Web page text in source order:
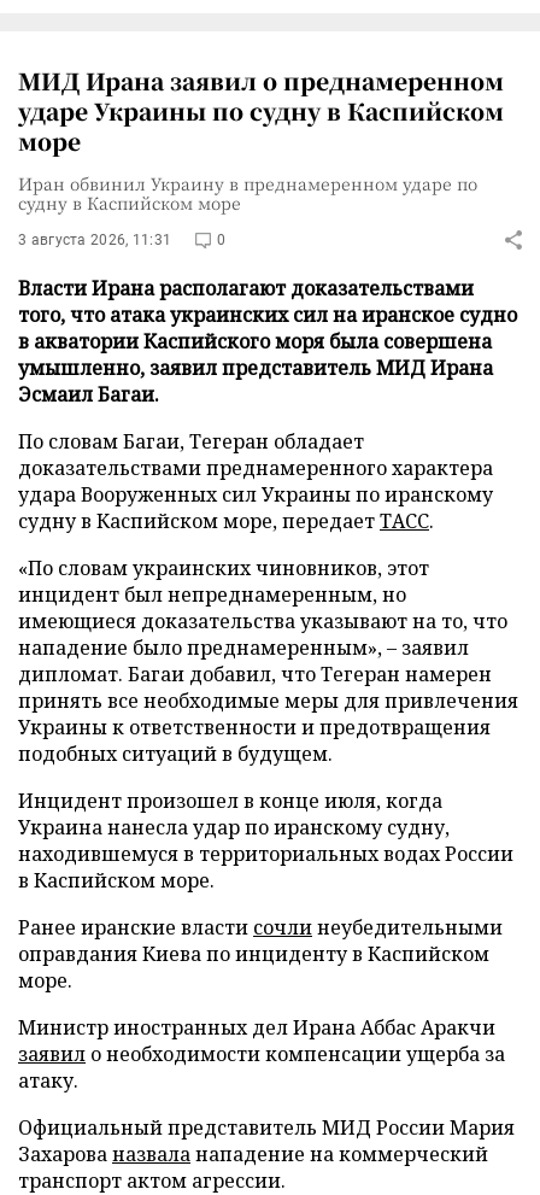
МИД Ирана заявил о преднамеренном
ударе Украины по судну в Каспийском
море
Иран обвинил Украину в преднамеренном ударе по
судну в Каспийском море
3 августа 2026, 11:31 0
Власти Ирана располагают доказательствами
того, что атака украинских сил на иранское судно
в акватории Каспийского моря была совершена
умышленно, заявил представитель МИД Ирана
Эсмаил Багаи.
По словам Багаи, Тегеран обладает
доказательствами преднамеренного характера
удара Вооруженных сил Украины по иранскому
судну в Каспийском море, передаетТАСС.
«По словам украинских чиновников, этот
инцидент был непреднамеренным, но
имеющиеся доказательства указывают на то, что
нападение было преднамеренным», – заявил
дипломат. Багаи добавил, что Тегеран намерен
принять все необходимые меры для привлечения
Украины к ответственности и предотвращения
подобных ситуаций в будущем.
Инцидент произошел в конце июля, когда
Украина нанесла удар по иранскому судну,
находившемуся в территориальных водах России
в Каспийском море.
Ранее иранские власти сочлинеубедительными
оправдания Киева по инциденту в Каспийском
море.
Министр иностранных дел Ирана Аббас Аракчи
заявил о необходимости компенсации ущерба за
атаку.
Официальный представитель МИД России Мария
Захарованазваланападение на коммерческий
транспорт актом агрессии.